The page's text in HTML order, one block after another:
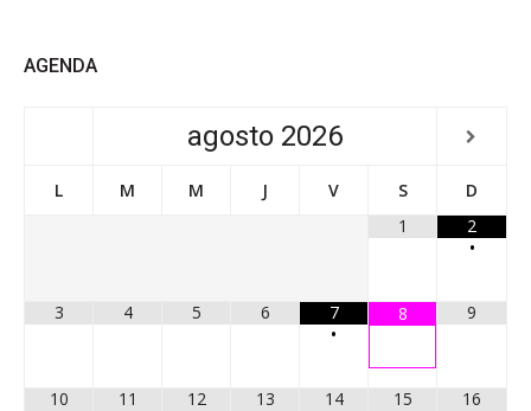
AGENDA
agosto 2026
L M M J V S
D
1
2
•
3 4 5 6
7
•
8 9
10 11 12 13 14 15 16